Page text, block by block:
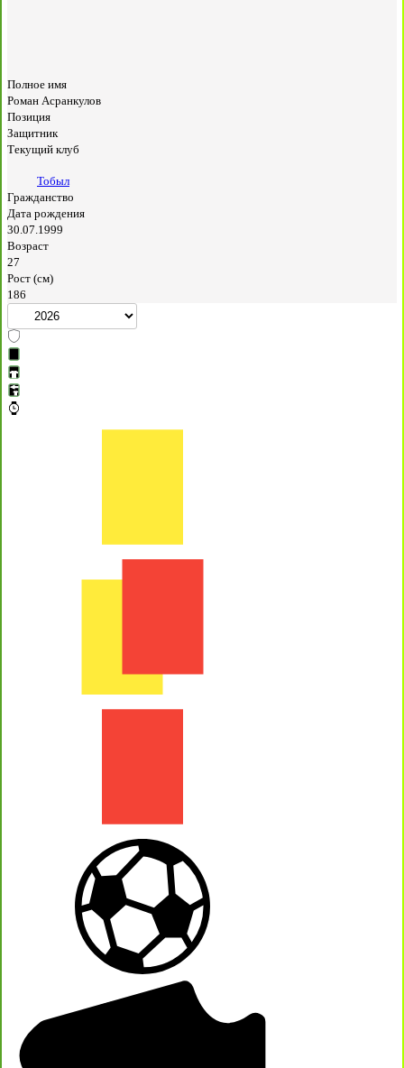
Полное имя
Роман Асранкулов
Позиция
Защитник
Текущий клуб
Тобыл
Гражданство
Дата рождения
30.07.1999
Возраст
27
Рост (см)
186